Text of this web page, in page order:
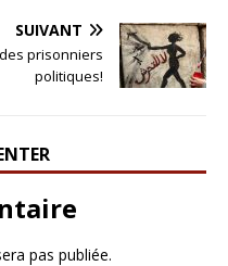
SUIVANT
prisonniers
politiques!
pas publiée.